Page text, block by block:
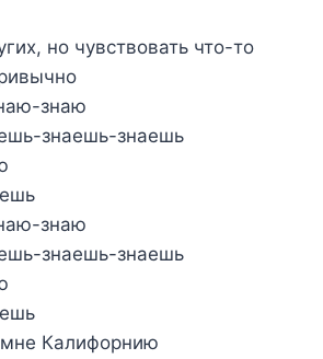
но чувствовать что-то
знаю
знаешь-знаешь
знаю
знаешь-знаешь
Калифорнию